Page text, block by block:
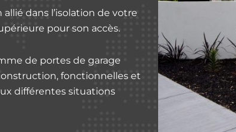
dans l’isolation de votre
pour son accès.
de portes de garage
fonctionnelles et
différentes situations